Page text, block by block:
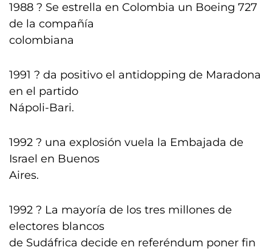
1988 ? Se estrella en Colombia un Boeing 727
de la compañía
colombiana
1991 ? da positivo el antidopping de Maradona
en el partido
Nápoli-Bari.
1992 ? una explosión vuela la Embajada de
Israel en Buenos
Aires.
1992 ? La mayoría de los tres millones de
electores blancos
de Sudáfrica decide en referéndum poner fin